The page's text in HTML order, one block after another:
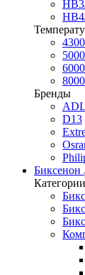
Бренды
ADL
D13
Биксенон
Категории